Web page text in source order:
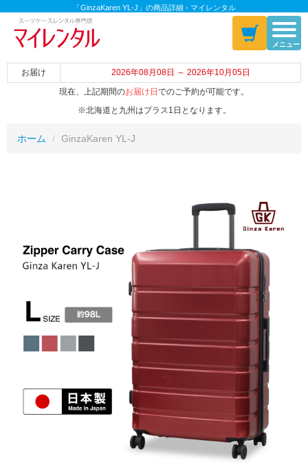
「GinzaKaren YL-J」の商品詳細 - マイレンタル
メニュー
お届け
2026年08月08日 ～ 2026年10月05日
現在、上記期間のお届け日 でのご予約が可能です。
※北海道と九州はプラス1日となります。
ホーム GinzaKaren YL-J